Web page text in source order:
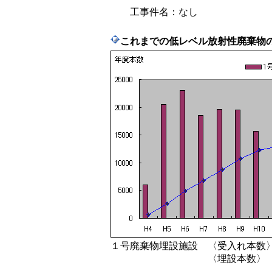
工事件名：なし
これまでの低レベル放射性廃棄物
１号廃棄物埋設施設
〈受入れ本数
〈埋設本数〉